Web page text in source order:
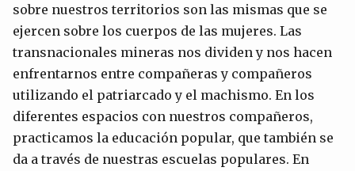
sobre nuestros territorios son las mismas que se
ejercen sobre los cuerpos de las mujeres. Las
transnacionales mineras nos dividen y nos hacen
enfrentarnos entre compañeras y compañeros
utilizando el patriarcado y el machismo. En los
diferentes espacios con nuestros compañeros,
practicamos la educación popular, que también se
da a través de nuestras escuelas populares. En